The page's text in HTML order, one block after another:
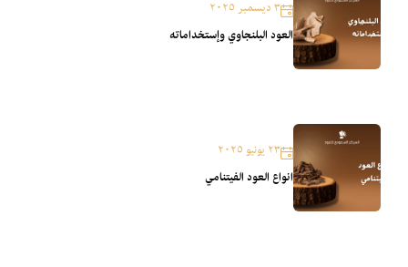
٣ ديسمبر ٢٠٢٥
العود البلنجاوي وإستخداماته
٢٣ يونيو ٢٠٢٥
انواع العود الفيتنامي